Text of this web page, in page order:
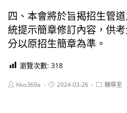
四、本會將於旨揭招生管
統提示簡章修訂內容，供
分以原招生簡章為準。
瀏覽次數: 318
Posthlvs369a
Post2024-03-26
Post輔導室